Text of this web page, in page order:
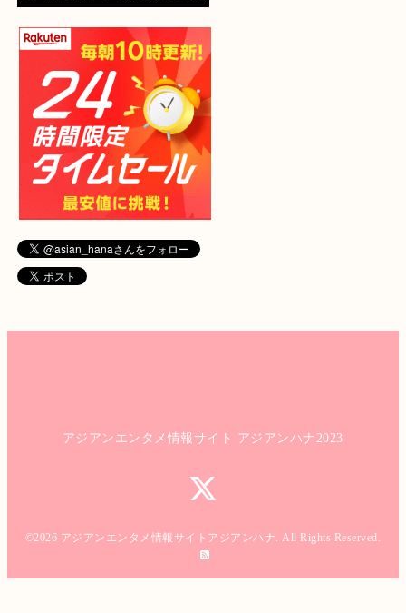
アジアンエンタメ情報サイト アジアンハナ2023
©2026 アジアンエンタメ情報サイトアジアンハナ. All Rights Reserved.